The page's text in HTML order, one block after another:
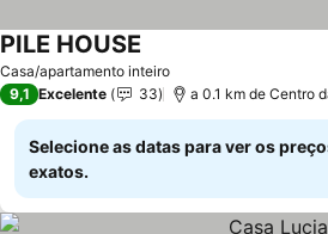
Casa/apartamento inteiro
PILE HOUSE
9,1 Excelente 33 a 0.1 km de Centro
Selecione as datas para ver os
exatos.